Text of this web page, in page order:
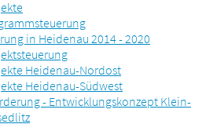
in Heidenau 2014 - 2020
Heidenau-Nordost
Heidenau-Südwest
- Entwicklungskonzept Klein-